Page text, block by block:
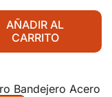
AÑADIR AL
CARRITO